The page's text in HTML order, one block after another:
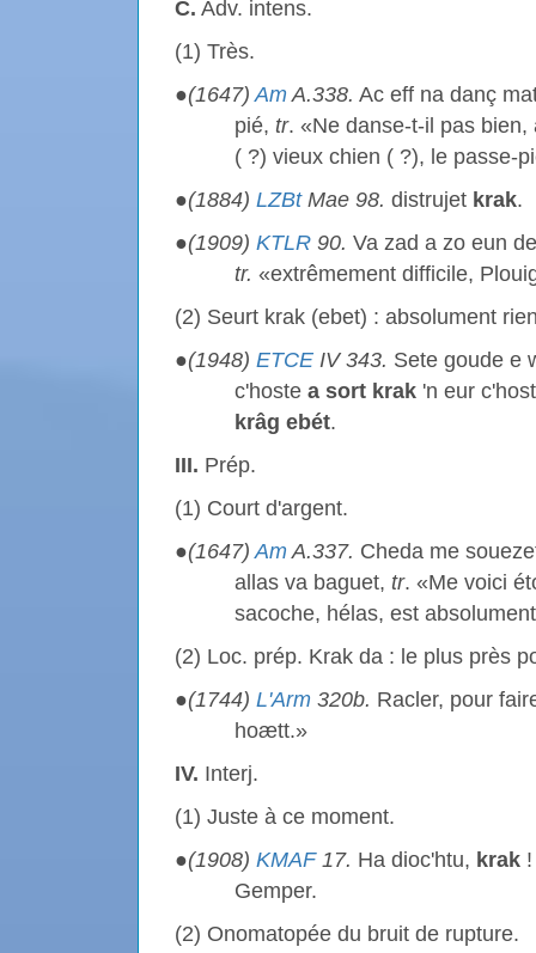
C. Adv. intens.
(1) Très.
●(1647)AmA.338. Ac eff na danç
pié, tr. «Ne danse-t-il pas
( ?) vieux chien ( ?), le passe-
●(1884) LZBtMae 98. distrujet krak.
●(1909) KTLR 90. Va zad a zo eun
tr. «extrêmement difficile,
(2) Seurt krak (ebet) : absolument
●(1948) ETCE IV 343. Sete goude e
c'hoste a sort krak 'n eur
krâg ebét.
III. Prép.
(1) Court d'argent.
●(1647)AmA.337. Cheda me
allas va baguet, tr. «Me voici
sacoche, hélas, est
(2) Loc. prép. Krak da : le plus près
●(1744) L'Arm 320b. Racler, pour
hoætt.»
IV. Interj.
(1) Juste à ce moment.
●(1908) KMAF17. Ha dioc'htu, krak
Gemper.
(2) Onomatopée du bruit de rupture.